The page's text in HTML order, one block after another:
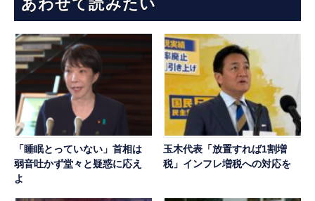
あわせて読みたい
「睡眠とっていない」首相は
弱音吐かず堂々と疑惑に応え
よ
玉木代表「放置すれば1割増
税」インフレ増税への対応を